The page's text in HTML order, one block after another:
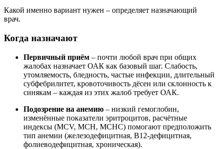
Какой именно вариант нужен – определяет назначающий
врач.
Когда назначают
Первичный приём – почти любой врач при общих
жалобах назначает ОАК как базовый шаг. Слабость,
утомляемость, бледность, частые инфекции, длительный
субфебрилитет, кровоточивость дёсен или склонность к
синякам – каждая из этих жалоб требует ОАК.
Подозрение на анемию – низкий гемоглобин,
изменённые показатели эритроцитов, расчётные
индексы (MCV, MCH, MCHC) помогают предположить
тип анемии (железодефицитная, B12-дефицитная,
фолиеводефицитная, хроническая).